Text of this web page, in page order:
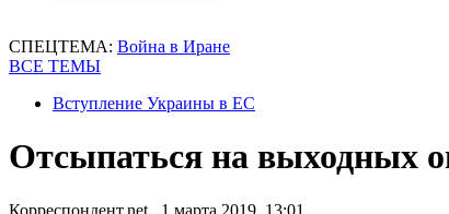
СПЕЦТЕМА: Война в Иране
ВСЕ ТЕМЫ
Вступление Украины в ЕС
Отсыпаться на выходных
Корреспондент.net, 1 марта 2019, 13:01